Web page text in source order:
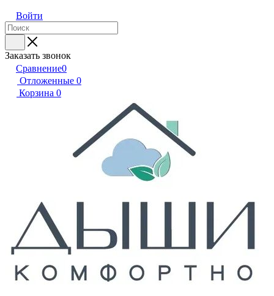
Войти
Заказать звонок
Сравнение0
Отложенные 0
Корзина 0